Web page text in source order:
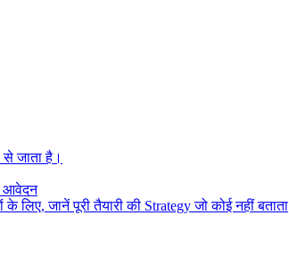
से जाता है।
आवेदन
जानें पूरी तैयारी की Strategy जो कोई नहीं बताता